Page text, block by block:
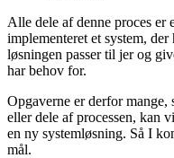
Alle dele af denne proces er
implementeret et system,
løsningen passer til jer og
har behov for.
Opgaverne er derfor
eller dele af processen, kan
en ny systemløsning. Så I
mål.